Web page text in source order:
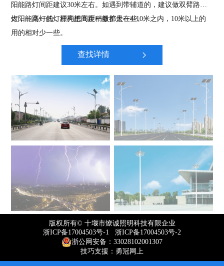
阳能路灯间距建议30米左右。如遇到带辅道的，建议做双臂路
灯，一高一低，漂亮把间距稍微扩大一些。
太阳能路灯的灯杆构想高度一般都是在4-10米之内，10米以上的
用的相对少一些。
查找详情
版权所有© 十堰市燎诚照明科技有限企业
浙ICP备17004503号-1 浙ICP备17004503号-2
浙公网安备：33028102001307
技巧支援：勇冠网上